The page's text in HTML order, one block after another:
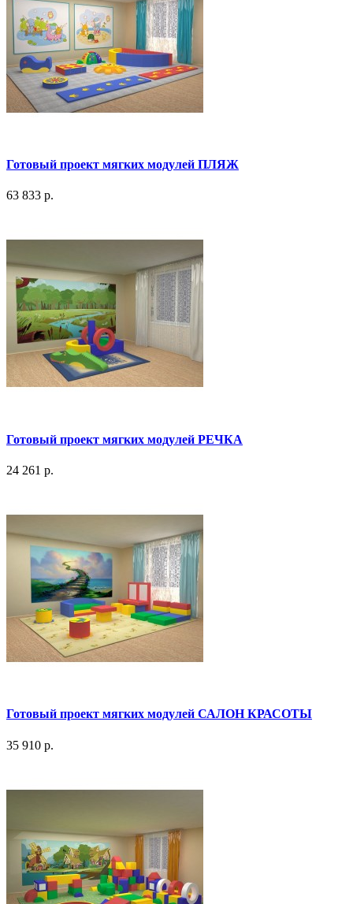
Готовый проект мягких модулей ПЛЯЖ
63 833 р.
Готовый проект мягких модулей РЕЧКА
24 261 р.
Готовый проект мягких модулей САЛОН КРАСОТЫ
35 910 р.